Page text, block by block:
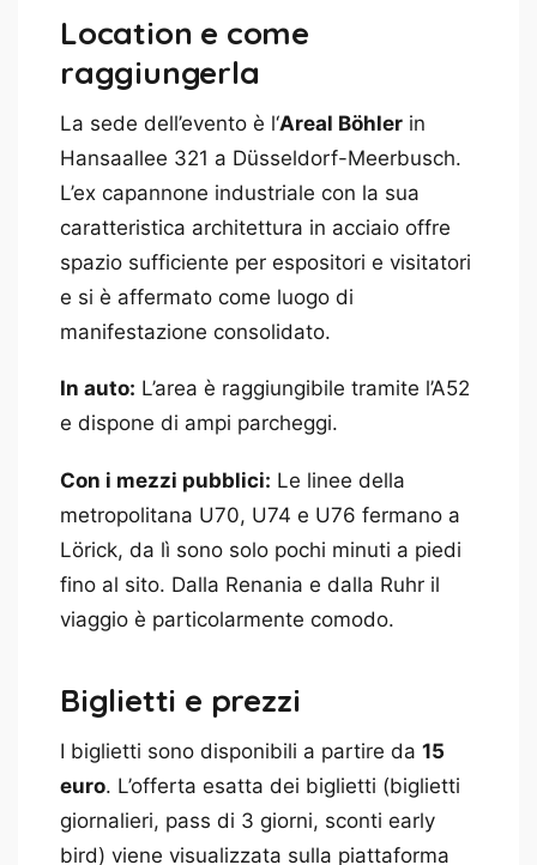
Location e come
raggiungerla
La sede dell’evento è l‘Areal Böhler in
Hansaallee 321 a Düsseldorf-Meerbusch.
L’ex capannone industriale con la sua
caratteristica architettura in acciaio offre
spazio sufficiente per espositori e visitatori
e si è affermato come luogo di
manifestazione consolidato.
In auto: L’area è raggiungibile tramite l’A52
e dispone di ampi parcheggi.
Con i mezzi pubblici: Le linee della
metropolitana U70, U74 e U76 fermano a
Lörick, da lì sono solo pochi minuti a piedi
fino al sito. Dalla Renania e dalla Ruhr il
viaggio è particolarmente comodo.
Biglietti e prezzi
I biglietti sono disponibili a partire da 15
euro. L’offerta esatta dei biglietti (biglietti
giornalieri, pass di 3 giorni, sconti early
bird) viene visualizzata sulla piattaforma